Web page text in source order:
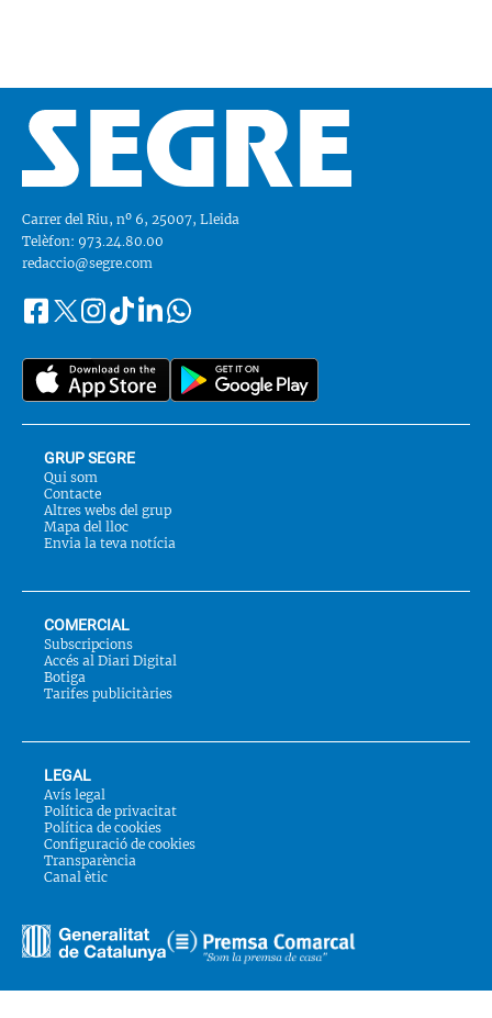
Carrer del Riu, nº 6, 25007, Lleida
Telèfon: 973.24.80.00
redaccio@segre.com
Segueix-
a::
FacebookInstagram
TiktokLinkedinWhatsapp
GRUP SEGRE
Qui som
Contacte
Altres webs del grup
Mapa del lloc
Envia la teva notícia
COMERCIAL
Subscripcions
Accés al Diari Digital
Botiga
Tarifes publicitàries
LEGAL
Avís legal
Política de privacitat
Política de cookies
Configuració de cookies
Transparència
Canal ètic